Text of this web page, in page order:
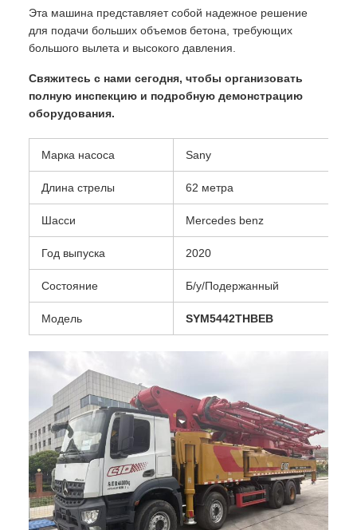
Эта машина представляет собой надежное решение
для подачи больших объемов бетона, требующих
большого вылета и высокого давления.
Свяжитесь с нами сегодня, чтобы организовать
полную инспекцию и подробную демонстрацию
оборудования.
Марка насоса Sany
Длина стрелы 62 метра
Шасси Mercedes benz
Год выпуска 2020
Состояние Б/у/Подержанный
Модель SYM5442THBEB